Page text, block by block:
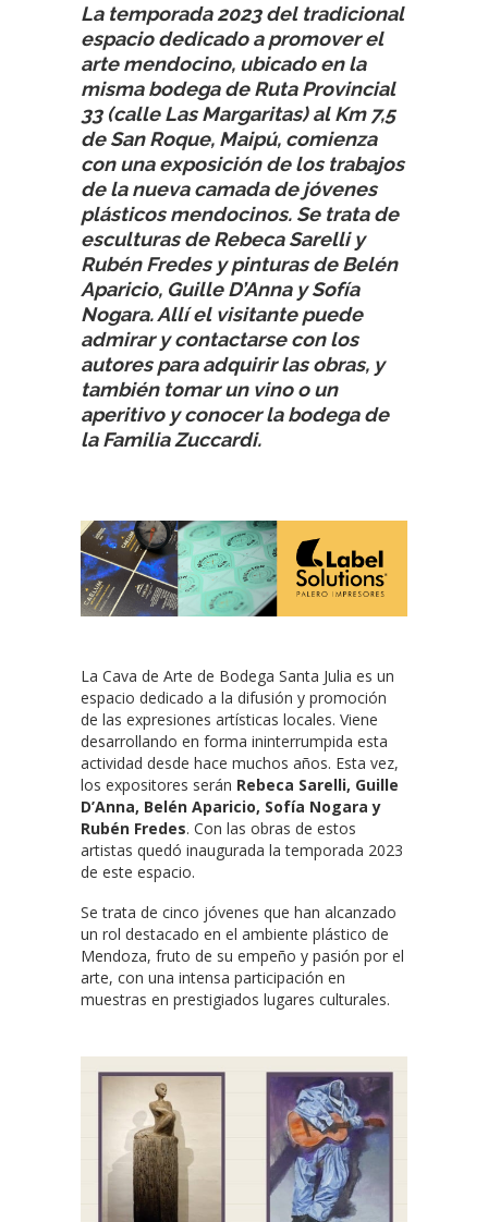
La temporada 2023 del tradicional
espacio dedicado a promover el
arte mendocino, ubicado en la
misma bodega de Ruta Provincial
33 (calle Las Margaritas) al Km 7,5
de San Roque, Maipú, comienza
con una exposición de los trabajos
de la nueva camada de jóvenes
plásticos mendocinos. Se trata de
esculturas de Rebeca Sarelli y
Rubén Fredes y pinturas de Belén
Aparicio, Guille D’Anna y Sofía
Nogara. Allí el visitante puede
admirar y contactarse con los
autores para adquirir las obras, y
también tomar un vino o un
aperitivo y conocer la bodega de
la Familia Zuccardi.
La Cava de Arte de Bodega Santa Julia es un
espacio dedicado a la difusión y promoción
de las expresiones artísticas locales. Viene
desarrollando en forma ininterrumpida esta
actividad desde hace muchos años. Esta vez,
los expositores serán Rebeca Sarelli, Guille
D’Anna, Belén Aparicio, Sofía Nogara y
Rubén Fredes. Con las obras de estos
artistas quedó inaugurada la temporada 2023
de este espacio.
Se trata de cinco jóvenes que han alcanzado
un rol destacado en el ambiente plástico de
Mendoza, fruto de su empeño y pasión por el
arte, con una intensa participación en
muestras en prestigiados lugares culturales.